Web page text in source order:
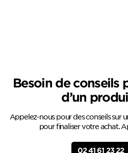
Besoin de conseils
d’un
Appelez-nous pour des conseils sur
pour finaliser votre achat.
02 41 61 23 22